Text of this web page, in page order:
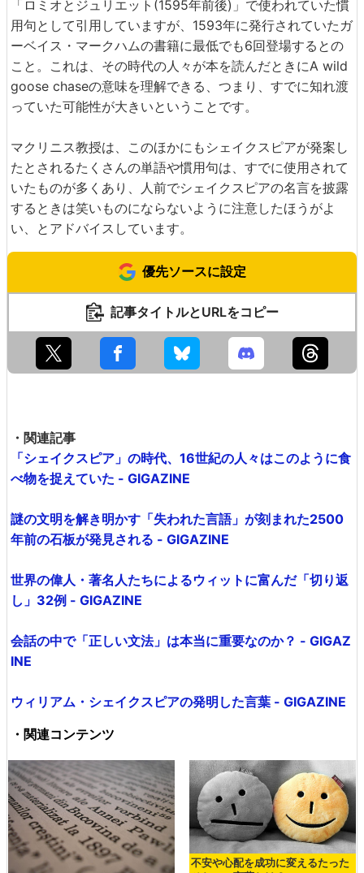
「ロミオとジュリエット(1595年前後)」で使われていた慣
用句として引用していますが、1593年に発行されていたガ
ーベイス・マークハムの書籍に最低でも6回登場するとの
こと。これは、その時代の人々が本を読んだときにA wild
goose chaseの意味を理解できる、つまり、すでに知れ渡
っていた可能性が大きいということです。
マクリニス教授は、このほかにもシェイクスピアが発案し
たとされるたくさんの単語や慣用句は、すでに使用されて
いたものが多くあり、人前でシェイクスピアの名言を披露
するときは笑いものにならないように注意したほうがよ
い、とアドバイスしています。
優先ソースに設定
記事タイトルとURLをコピー
・関連記事
「シェイクスピア」の時代、16世紀の人々はこのように食
べ物を捉えていた - GIGAZINE
謎の文明を解き明かす「失われた言語」が刻まれた2500
年前の石板が発見される - GIGAZINE
世界の偉人・著名人たちによるウィットに富んだ「切り返
し」32例 - GIGAZINE
会話の中で「正しい文法」は本当に重要なのか？ - GIGAZ
INE
ウィリアム・シェイクスピアの発明した言葉 - GIGAZINE
・関連コンテンツ
不安や心配を成功に変えるたった